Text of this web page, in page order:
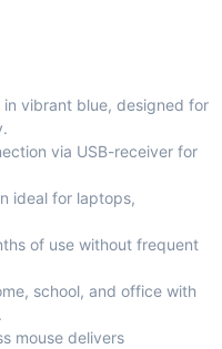
in vibrant blue, designed for
via USB-receiver for
ideal for laptops,
of use without frequent
school, and office with
mouse delivers